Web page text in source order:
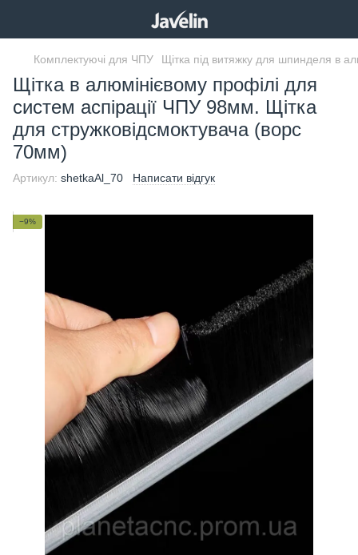
Комплектуючі для ЧПУ Щітка під витяжку для шпинделя в
Щітка в алюмінієвому профілі для
систем аспірації ЧПУ 98мм. Щітка
для стружковідсмоктувача (ворс
70мм)
Артикул: shetkaAl_70 Написати відгук
−9%